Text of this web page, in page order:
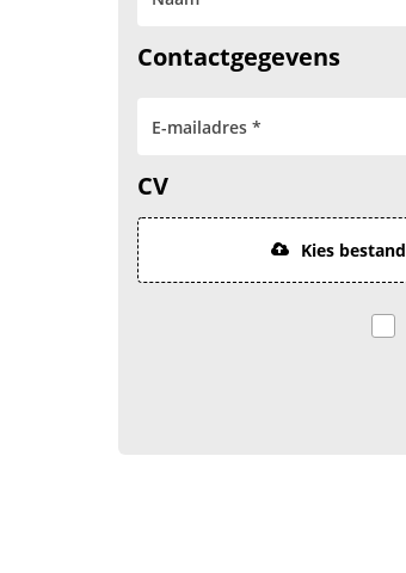
Contactgegevens
CV
Kies bestand